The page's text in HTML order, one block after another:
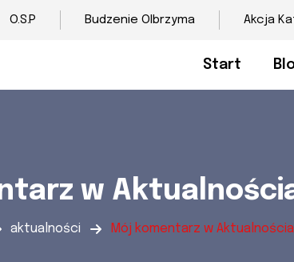
O.S.P Budzenie Olbrzyma Akcja
Start
w
aktualności Mój komentarz w